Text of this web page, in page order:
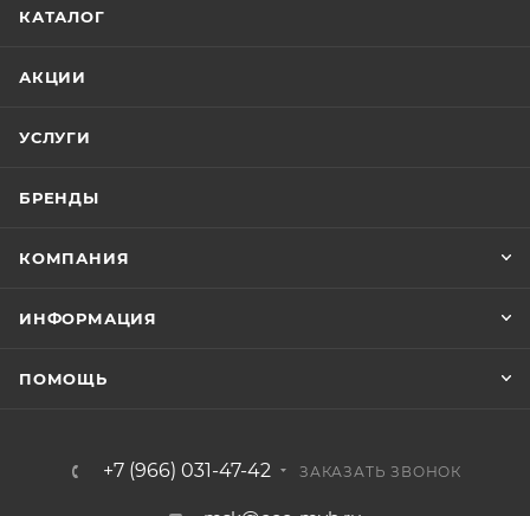
КАТАЛОГ
АКЦИИ
УСЛУГИ
БРЕНДЫ
КОМПАНИЯ
ИНФОРМАЦИЯ
ПОМОЩЬ
+7 (966) 031-47-42 ЗАКАЗАТЬ ЗВОНОК